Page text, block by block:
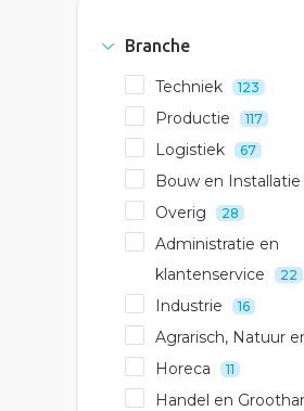
Branche
Techniek 123
Productie 117
Logistiek 67
Bouw en Installatie
Overig 28
Administratie en
klantenservice
22
Industrie 16
Agrarisch, Natuur
Horeca 11
Handel en